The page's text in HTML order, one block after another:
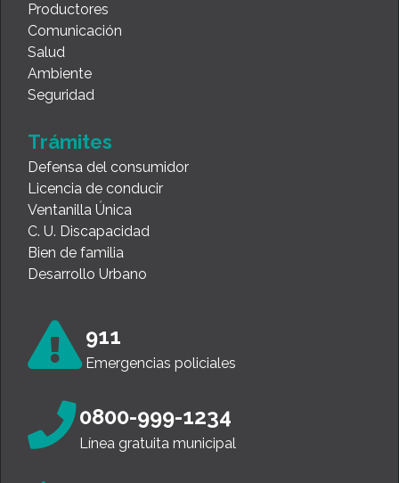
Productores
Comunicación
Salud
Ambiente
Seguridad
Trámites
Defensa del consumidor
Licencia de conducir
Ventanilla Única
C. U. Discapacidad
Bien de familia
Desarrollo Urbano
911
Emergencias policiales
0800-999-1234
Línea gratuita municipal